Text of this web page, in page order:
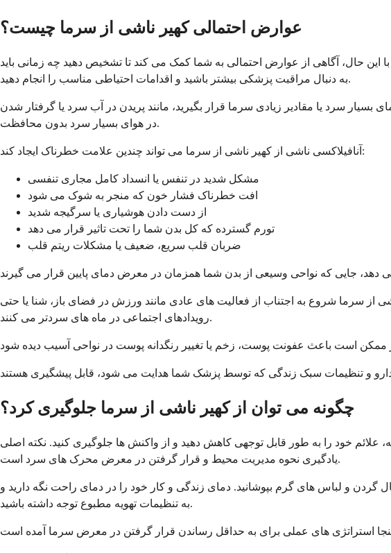
عوارض احتمالی کهیر ناشی از سرما چیست؟
این حال، آگاهی از عوارض احتمالی به شما کمک می کند تا تشخیص دهید چه زمانی باید
به دنبال مراقبت پزشکی بیشتر باشید و اقدامات احتیاطی مناسب را انجام دهید.
سرد یا مقادیر زیادی سرما قرار بگیرید، مانند پریدن در آب سرد یا گرفتار شدن
در هوای بسیار سرد بدون محافظت.
آنافیلاکسی ناشی از کهیر ناشی از سرما می تواند چندین علامت خطرناک ایجاد کند:
مشکل شدید در تنفس یا انسداد کامل مجاری تنفسی
افت خطرناک فشار خون که منجر به شوک می شود
از دست دادن هوشیاری یا سرگیجه شدید
تورم گسترده که کل بدن شما را تحت تاثیر قرار می دهد
ضربان قلب سریع، ضعیف یا مشکلات ریتم قلب
از سرما شروع به اجتناب از فعالیت های عادی مانند ورزش در فضای باز، شنا یا حتی
رویدادهای اجتماعی در ماه های سردتر می کنند.
چگونه می توان از کهیر ناشی از سرما جلوگیری کرد؟
علائم خود را به طور قابل توجهی کاهش دهید و از واکنش ها جلوگیری کنید. نکته اصلی
یادگیری نحوه مدیریت محیط و قرار گرفتن در معرض محرک های سرد است.
و لباس های گرم بپوشانید. دمای زندگی و کار خود را در دمای راحت نگه دارید و
به تنظیمات تهویه مطبوع توجه داشته باشید.